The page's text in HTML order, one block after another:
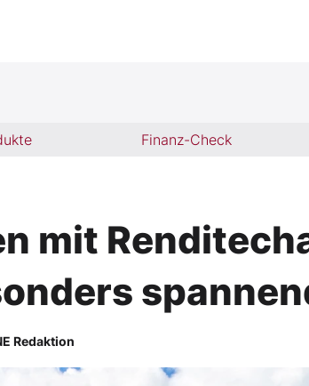
Finanz-Check
mit
Redaktion